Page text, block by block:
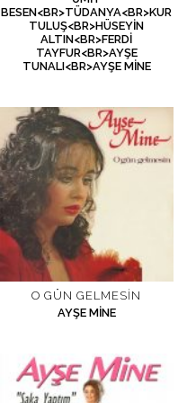
BESEN<BR>TÜDANYA<BR>KUR
TULUŞ<BR>HÜSEYIN
ALTIN<BR>FERDI
TAYFUR<BR>AYŞE
TUNALI<BR>AYŞE MINE
O GÜN GELMESIN
AYŞE MINE